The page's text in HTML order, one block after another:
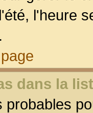
l'heure
dans la
probables